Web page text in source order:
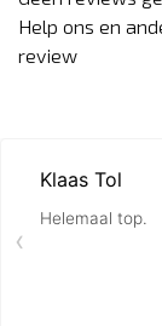
Help ons en
review